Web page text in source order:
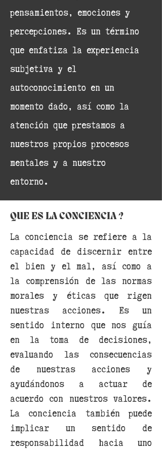
pensamientos, emociones y
percepciones. Es un término
que enfatiza la experiencia
subjetiva y el
autoconocimiento en un
momento dado, así como la
atención que prestamos a
nuestros propios procesos
mentales y a nuestro
entorno.
QUE ES LA CONCIENCIA ?
La conciencia se refiere a la
capacidad de discernir entre
el bien y el mal, así como a
la comprensión de las normas
morales y éticas que rigen
nuestras acciones. Es un
sentido interno que nos guía
en la toma de decisiones,
evaluando las consecuencias
de nuestras acciones y
ayudándonos a actuar de
acuerdo con nuestros valores.
La conciencia también puede
implicar un sentido de
responsabilidad hacia uno